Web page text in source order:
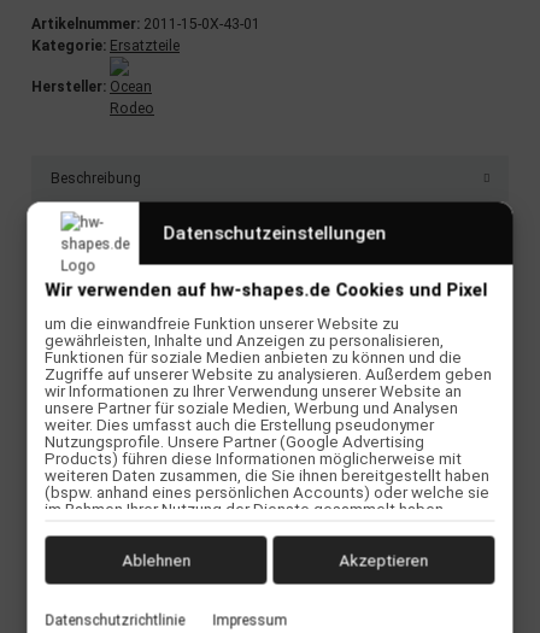
Artikelnummer: 2011-15-0X-43-01
Kategorie: Ersatzteile
Hersteller:
Beschreibung
Sein Kiteboard zu verlieren ist kein gutes Gefühl. Mit dem Go Joe
gehört ein verlorenes Board der Geschichte an. Zumeist wird das
Board nach einem Sturz nicht mehr gesehen da es "auf dem Kopf"
liegt und in unruhigem Gewässer nicht zu erkennen ist. Außerdem
treibt ein umgedrehtes Board nicht sonderlich schnell nach Lee.
Mit dem Go Joe sieht es schon besser aus. Das aufblasbare
Gadget wird zwischen Handle und Schlaufe geschraubt und sorgt
dafür, das sich dein Board immer umdreht. Zudem fungiert der
GoJoe wie ein kleines Segel, sodass dein Board schneller nach
Lee treibt und du somit keinen unendlich langen Bodydrag
machen musst.
Aufblasbare und weich
Sorgt für besseren Downdrift des Boards
Datenschutzeinstellungen
Wir verwenden auf hw-shapes.de Cookies und Pixel
um die einwandfreie Funktion unserer Website zu
gewährleisten, Inhalte und Anzeigen zu personalisieren,
Funktionen für soziale Medien anbieten zu können und die
Zugriffe auf unserer Website zu analysieren. Außerdem geben
wir Informationen zu Ihrer Verwendung unserer Website an
unsere Partner für soziale Medien, Werbung und Analysen
weiter. Dies umfasst auch die Erstellung pseudonymer
Nutzungsprofile. Unsere Partner (Google Advertising
Products) führen diese Informationen möglicherweise mit
weiteren Daten zusammen, die Sie ihnen bereitgestellt haben
(bspw. anhand eines persönlichen Accounts) oder welche sie
im Rahmen Ihrer Nutzung der Dienste gesammelt haben
Nutzung von Cookies und Pixeln können Sie jederzeit
widerrufen, indem Sie auf den Datenschutz-Button links unten
klicken und dort die entsprechenden Anpassungen
Datenschutzrichtlinie Impressum
Ablehnen Akzeptieren